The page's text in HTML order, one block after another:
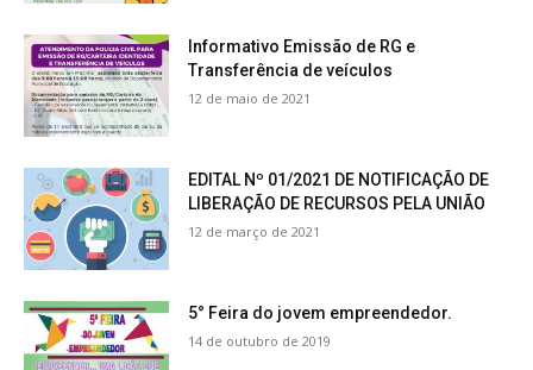
Informativo Emissão de RG e
Transferência de veículos
12 de maio de 2021
EDITAL Nº 01/2021 DE NOTIFICAÇÃO DE
LIBERAÇÃO DE RECURSOS PELA UNIÃO
12 de março de 2021
5° Feira do jovem empreendedor.
14 de outubro de 2019